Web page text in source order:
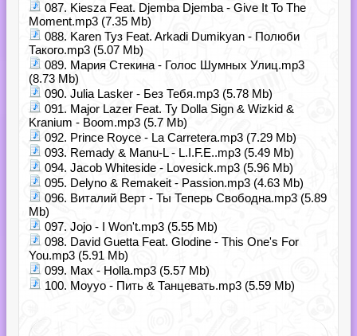
087. Kiesza Feat. Djemba Djemba - Give It To The
Moment.mp3 (7.35 Mb)
088. Karen Туз Feat. Arkadi Dumikyan - Полюби
Такого.mp3 (5.07 Mb)
089. Мария Стекина - Голос Шумных Улиц.mp3
(8.73 Mb)
090. Julia Lasker - Без Тебя.mp3 (5.78 Mb)
091. Major Lazer Feat. Ty Dolla Sign & Wizkid &
Kranium - Boom.mp3 (5.7 Mb)
092. Prince Royce - La Carretera.mp3 (7.29 Mb)
093. Remady & Manu-L - L.I.F.E..mp3 (5.49 Mb)
094. Jacob Whiteside - Lovesick.mp3 (5.96 Mb)
095. Delyno & Remakeit - Passion.mp3 (4.63 Mb)
096. Виталий Верт - Ты Теперь Свободна.mp3 (5.89
Mb)
097. Jojo - I Won't.mp3 (5.55 Mb)
098. David Guetta Feat. Glodine - This One's For
You.mp3 (5.91 Mb)
099. Max - Holla.mp3 (5.57 Mb)
100. Moyyo - Пить & Танцевать.mp3 (5.59 Mb)